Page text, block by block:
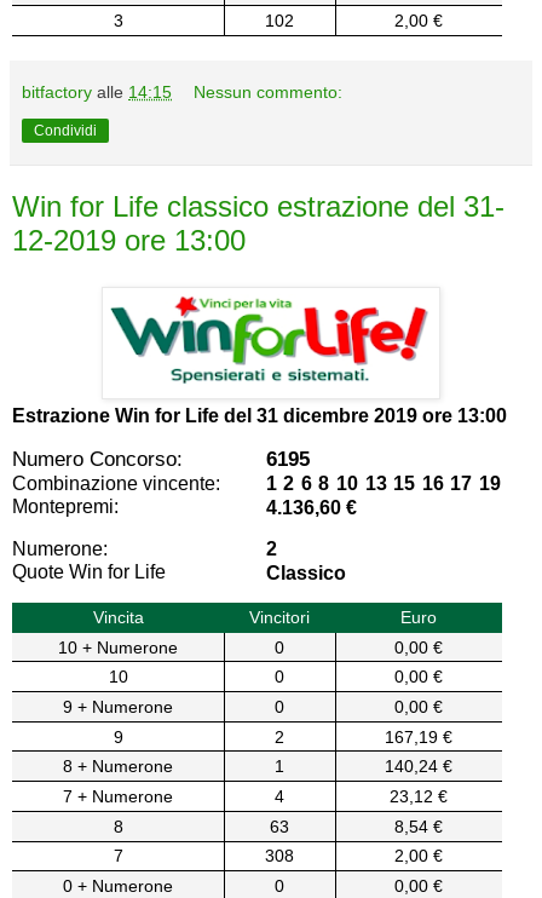
3
102 2,00 €
bitfactory alle 14:15 Nessun commento:
Condividi
Win for Life classico estrazione del 31-
12-2019 ore 13:00
Estrazione Win for Life del 31 dicembre 2019 ore 13:00
Numero Concorso: 6195
Combinazione vincente:
1 2 6 8 10 13 15 16 17 19
Montepremi:
4.136,60 €
Numerone:
2
Quote Win for Life
Classico
Vincita Vincitori
Euro
10 + Numerone
0
0,00 €
10
0
0,00 €
9 + Numerone
0
0,00 €
9
2
167,19 €
8 + Numerone
1
140,24 €
7 + Numerone
4
23,12 €
8
63
8,54 €
7
308
2,00 €
0 + Numerone
0
0,00 €